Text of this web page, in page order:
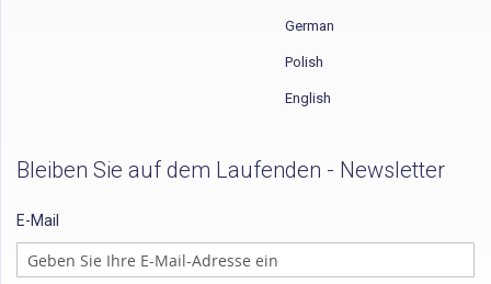
German
Polish
English
Bleiben Sie auf dem Laufenden - Newsletter
E-Mail